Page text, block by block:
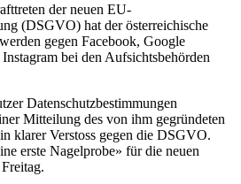
der neuen EU-
(DSGVO) hat der österreichische
gegen Facebook, Google
bei den Aufsichtsbehörden
Datenschutzbestimmungen
Mitteilung des von ihm gegründeten
klarer Verstoss gegen die DSGVO.
erste Nagelprobe» für die neuen